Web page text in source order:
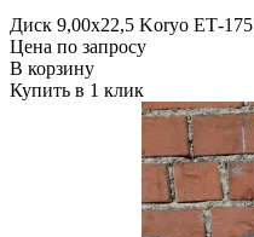
Диск 9,00х22,5 Koryo ЕТ-
Цена по запросу
В корзину
Купить в 1 клик